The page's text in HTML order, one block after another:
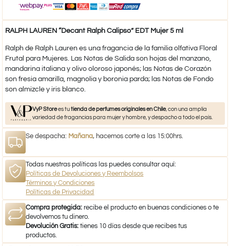
RALPH LAUREN “Decant Ralph Calipso” EDT Mujer 5 ml
Ralph de Ralph Lauren es una fragancia de la familia olfativa Floral
Frutal para Mujeres. Las Notas de Salida son hojas del manzano,
mandarina italiana y olivo oloroso japonés; las Notas de Corazón
son fresia amarilla, magnolia y boronia parda; las Notas de Fondo
son almizcle y iris blanco.
VyP Storees tutienda de perfumes originales en Chile, con una amplia
variedad de fragancias para mujer y hombre, y despacho a todo el país.
Se despacha: Mañana, hacemos corte a las 15:00hrs.
Todas nuestras políticas las puedes consultar aquí:
Políticas de Devoluciones y Reembolsos
Términos y Condiciones
Políticas de Privacidad
Compra protegida: recibe el producto en buenas condiciones o te
devolvemos tu dinero.
Devolución Gratis: tienes 10 días desde que recibes tus
productos.